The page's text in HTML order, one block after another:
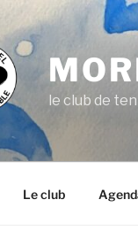
le club de
Le club